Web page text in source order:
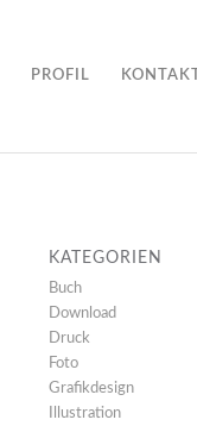
PROFIL KONTAKT
KATEGORIEN
Buch
Download
Druck
Foto
Grafikdesign
Illustration